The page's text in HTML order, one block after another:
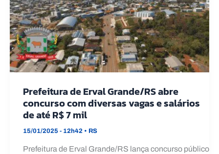
Prefeitura de Erval Grande/RS abre
concurso com diversas vagas e salários
de até R$ 7 mil
15/01/2025 - 12h42 • RS
Prefeitura de Erval Grande/RS lança concurso público